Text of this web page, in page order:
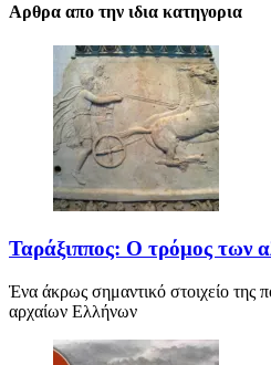
Αρθρα απο την ιδια κατηγορια
Ταράξιππος: Ο τρόμος των
Ένα άκρως σημαντικό στοιχείο της
αρχαίων Ελλήνων